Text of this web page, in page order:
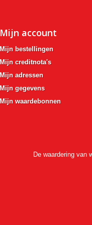
Mijn account
Mijn bestellingen
Mijn creditnota's
Mijn adressen
Mijn gegevens
Mijn waardebonnen
De waardering van